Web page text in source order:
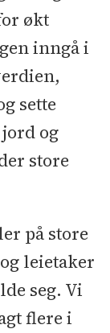
økt
inngå i
sette
og
store
på store
leietaker
seg. Vi
flere i